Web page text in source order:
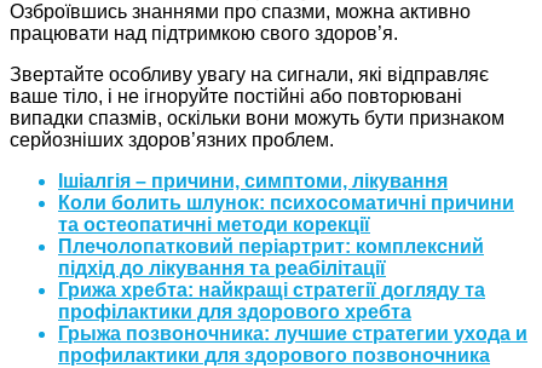
Озброївшись знаннями про спазми, можна активно
працювати над підтримкою свого здоров’я.
Звертайте особливу увагу на сигнали, які відправляє
ваше тіло, і не ігноруйте постійні або повторювані
випадки спазмів, оскільки вони можуть бути признаком
серйозніших здоров’язних проблем.
Ішіалгія – причини, симптоми, лікування
Коли болить шлунок: психосоматичні причини
та остеопатичні методи корекції
Плечолопатковий періартрит: комплексний
підхід до лікування та реабілітації
Грижа хребта: найкращі стратегії догляду та
профілактики для здорового хребта
Грыжа позвоночника: лучшие стратегии ухода и
профилактики для здорового позвоночника